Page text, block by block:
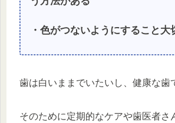
・色がつないようにすること大
歯は白いままでいたいし、健康な歯
そのために定期的なケアや歯医者さ